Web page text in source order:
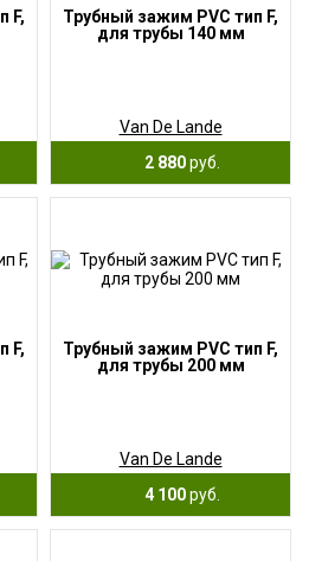
F,
Трубный зажим PVC тип F,
для трубы 140 мм
Van De Lande
2 880руб.
F,
Трубный зажим PVC тип F,
для трубы 200 мм
Van De Lande
4 100руб.